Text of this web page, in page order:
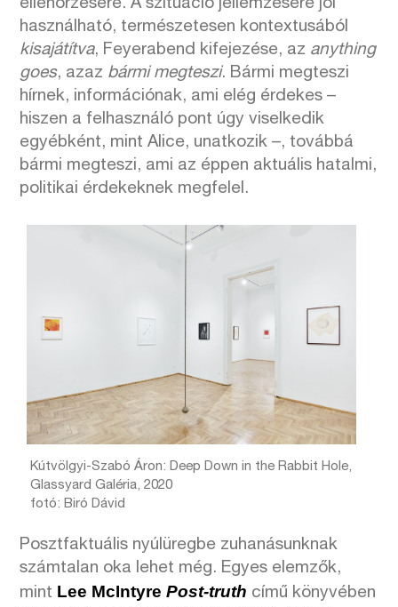
ellenőrzésére. A szituáció jellemzésére jól
használható, természetesen kontextusából
kisajátítva, Feyerabend kifejezése, az anything
goes, azaz bármi megteszi. Bármi megteszi
hírnek, információnak, ami elég érdekes –
hiszen a felhasználó pont úgy viselkedik
egyébként, mint Alice, unatkozik –, továbbá
bármi megteszi, ami az éppen aktuális hatalmi,
politikai érdekeknek megfelel.
Kútvölgyi-Szabó Áron: Deep Down in the Rabbit Hole,
Glassyard Galéria, 2020
fotó: Biró Dávid
Posztfaktuális nyúlüregbe zuhanásunknak
számtalan oka lehet még. Egyes elemzők,
mint Lee McIntyrePost-truth című könyvében